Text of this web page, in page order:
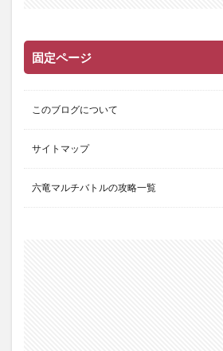
固定ページ
このブログについて
サイトマップ
六竜マルチバトルの攻略一覧